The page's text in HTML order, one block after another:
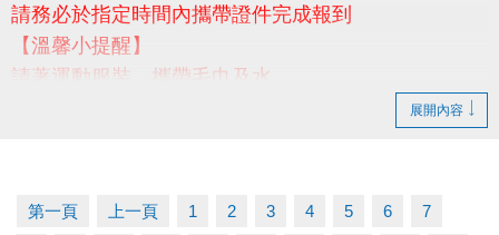
請務必於指定時間內攜帶證件完成報到
【溫馨小提醒】
請著運動服裝、攜帶毛巾及水
若有相關問題，請撥打03-2639066 #301 #302 洽詢
展開內容
第一頁 上一頁 1 2 3 4 5 6 7